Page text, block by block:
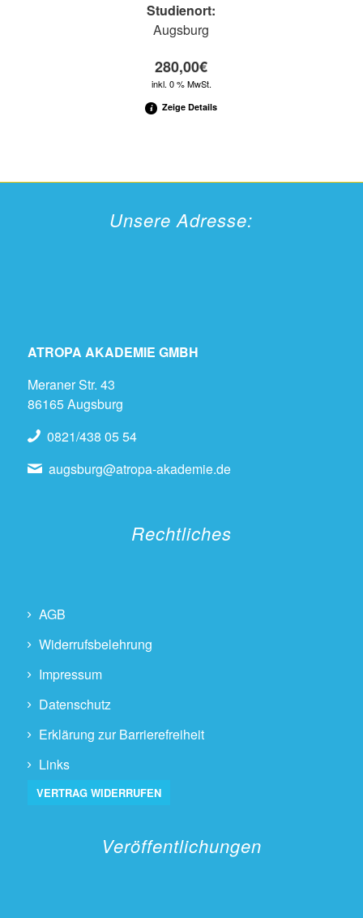
Studienort:
Augsburg
280,00€
inkl. 0 % MwSt.
Zeige Details
Unsere Adresse:
ATROPA AKADEMIE GMBH
Meraner Str. 43
86165 Augsburg
0821/438 05 54
augsburg@atropa-akademie.de
Rechtliches
AGB
Widerrufsbelehrung
Impressum
Datenschutz
Erklärung zur Barrierefreiheit
Links
VERTRAG WIDERRUFEN
Veröffentlichungen